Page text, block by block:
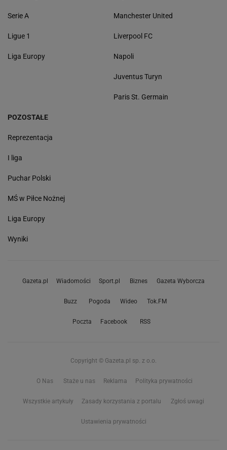
Serie A
Ligue 1
Liga Europy
Manchester United
Liverpool FC
Napoli
Juventus Turyn
Paris St. Germain
POZOSTAŁE
Reprezentacja
I liga
Puchar Polski
MŚ w Piłce Nożnej
Liga Europy
Wyniki
Gazeta.pl Wiadomości Sport.pl Biznes Gazeta Wyborcza
Buzz Pogoda Wideo Tok.FM
Poczta Facebook RSS
Copyright © Gazeta.pl sp. z o.o.
O Nas Staże u nas Reklama Polityka prywatności
Wszystkie artykuły Zasady korzystania z portalu Zgłoś uwagi
Ustawienia prywatności